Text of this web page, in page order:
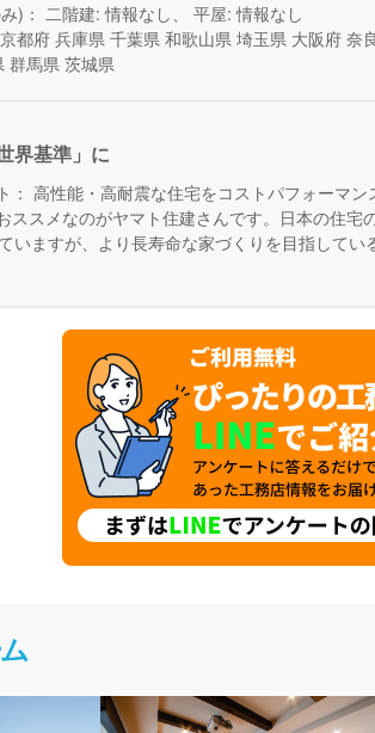
)： 二階建: 情報なし、 平屋: 情報なし
京都府 兵庫県 千葉県 和歌山県 埼玉県 大阪府 奈
群馬県 茨城県
界基準」に
： 高性能・高耐震な住宅をコストパフォーマン
ススメなのがヤマト住建さんです。日本の住宅
いますが、より長寿命な家づくりを目指してい